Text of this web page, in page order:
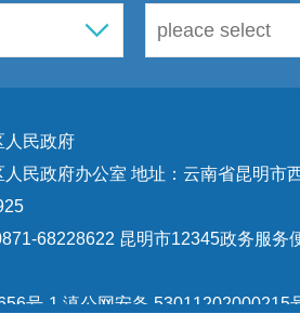
人民政府
民政府办公室 地址：云南省昆明市
68228622 昆明市12345政务服务
号-1 滇公网安备 53011202000215